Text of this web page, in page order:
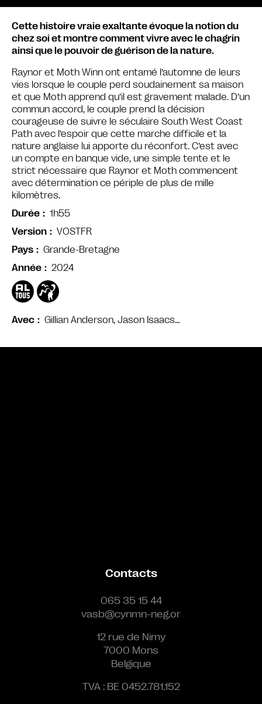
Avec Gillian Anderson, Jason Isaacs…
Cette histoire vraie exaltante évoque la notion du
chez soi et montre comment vivre avec le chagrin
ainsi que le pouvoir de guérison de la nature.
Raynor et Moth Winn ont entamé l’automne de leurs
vies lorsque le couple perd soudainement sa maison
et que Moth apprend qu’il est gravement malade. D’un
commun accord, le couple prend la décision
courageuse de suivre le séculaire South West Coast
Path avec l’espoir que cette marche difficile et la
nature anglaise lui apporte du réconfort. C’est avec
un compte en banque vide, une simple tente et le
strict nécessaire que Raynor et Moth commencent
avec détermination ce périple de plus de mille
kilomètres.
Durée
1h55
Version
VOSTFR
Pays
Grande-Bretagne
Année
2024
Contacts
065 35 15 44
vasb@cynmn-neg.or
12 rue de Nimy
7000 Mons
Belgique
TVA : BE 0452.781.152